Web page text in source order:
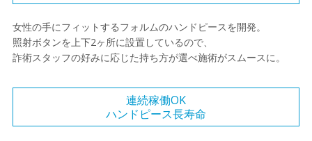
女性の手にフィットするフォルムのハンドピースを開発。
照射ボタンを上下2ヶ所に設置しているので、
詐術スタッフの好みに応じた持ち方が選べ施術がスムースに。
連続稼働OK
ハンドピース長寿命